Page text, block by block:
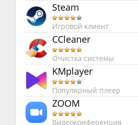
Steam
Игровой клиент
CCleaner
Очистка системы
KMplayer
Популярный плеер
ZOOM
Видеоконференция